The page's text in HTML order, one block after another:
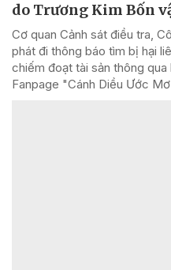
do Trương Kim Bốn
Cơ quan Cảnh sát điều tra,
phát đi thông báo tìm bị hại
chiếm đoạt tài sản thông
Fanpage "Cánh Diều Ước